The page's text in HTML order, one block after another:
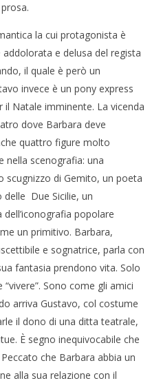
la cui protagonista è
e delusa del regista
il quale è però un
invece è un pony express
Natale imminente. La vicenda
dove Barbara deve
quattro figure molto
nella scenografia: una
scugnizzo di Gemito, un poeta
Due Sicilie, un
popolare
un primitivo. Barbara,
e sognatrice, parla con
fantasia prendono vita. Solo
Sono come gli amici
arriva Gustavo, col costume
il dono di una ditta teatrale,
È segno inequivocabile che
che Barbara abbia un
alla sua relazione con il